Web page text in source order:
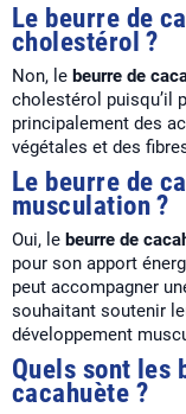
Le beurre de
cholestérol ?
Non, le beurre de
cholestérol puisqu’il
principalement des
végétales et des
Le beurre de
musculation ?
Oui, le beurre de
pour son apport
peut accompagner
souhaitant soutenir
développement
Quels sont les
cacahuète ?